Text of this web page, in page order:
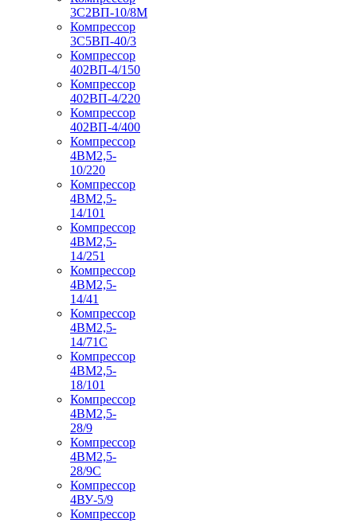
3С2ВП-10/8М
Компрессор
3С5ВП-40/3
Компрессор
402ВП-4/150
Компрессор
402ВП-4/220
Компрессор
402ВП-4/400
Компрессор
4ВМ2,5-
10/220
Компрессор
4ВМ2,5-
14/101
Компрессор
4ВМ2,5-
14/251
Компрессор
4ВМ2,5-
14/41
Компрессор
4ВМ2,5-
14/71C
Компрессор
4ВМ2,5-
18/101
Компрессор
4ВМ2,5-
28/9
Компрессор
4ВМ2,5-
28/9С
Компрессор
4ВУ-5/9
Компрессор